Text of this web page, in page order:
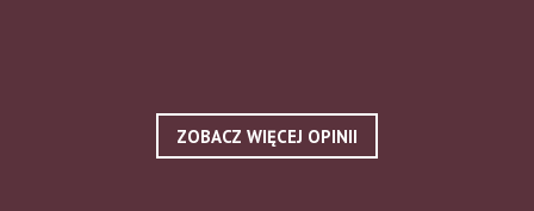
ZOBACZ WIĘCEJ OPINII